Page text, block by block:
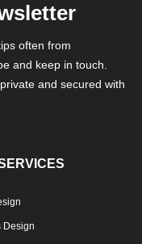
often from
and keep in touch.
and secured with
Design